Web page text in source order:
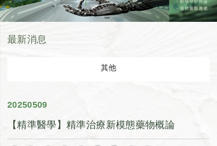
最新消息
其他
09
05
2025
【精準醫學】精準治療新模態藥物概論